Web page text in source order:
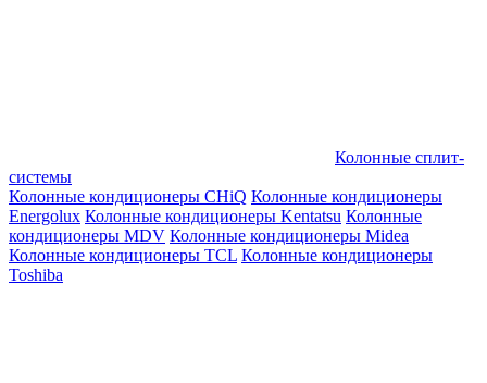
Колонные сплит-
системы
Колонные кондиционеры CHiQ Колонные кондиционеры
Energolux Колонные кондиционеры Kentatsu Колонные
кондиционеры MDV Колонные кондиционеры Midea
Колонные кондиционеры TCL Колонные кондиционеры
Toshiba